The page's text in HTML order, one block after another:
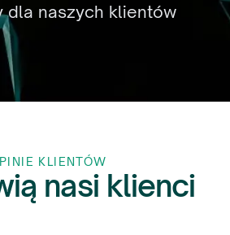
dla naszych klientów
KLIENTÓW
nasi klienci